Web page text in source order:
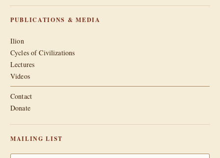
PUBLICATIONS & MEDIA
Ilion
Cycles of Civilizations
Lectures
Videos
Contact
Donate
MAILING LIST